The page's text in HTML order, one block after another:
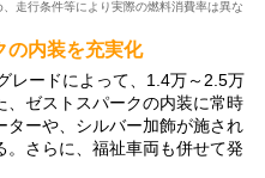
走行条件等により実際の燃料消費率は異な
の内装を充実化
レードによって、1.4万～2.5万
、ゼストスパークの内装に常時
ターや、シルバー加飾が施され
さらに、福祉車両も併せて発